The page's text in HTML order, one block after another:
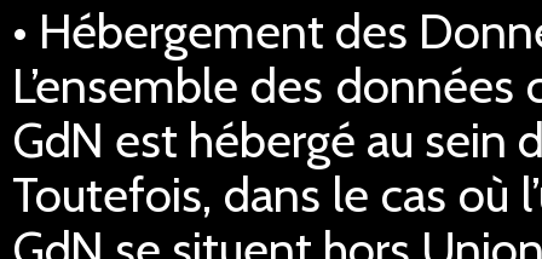
• Hébergement des
L’ensemble des
GdN est hébergé au sein
Toutefois, dans le cas où